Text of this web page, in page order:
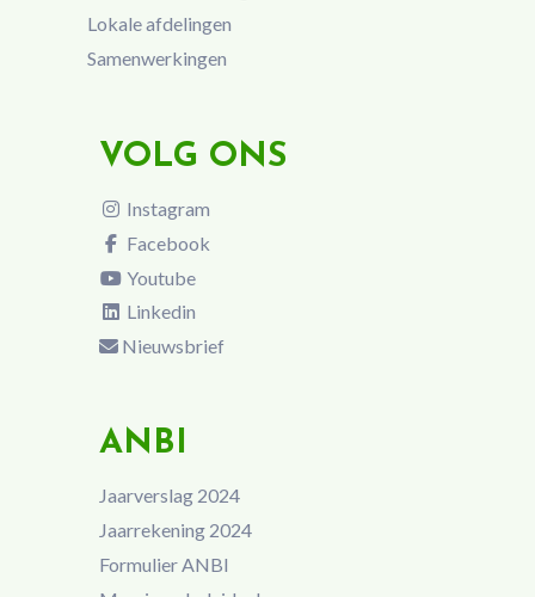
Lokale afdelingen
Samenwerkingen
VOLG ONS
Instagram
Facebook
Youtube
Linkedin
Nieuwsbrief
ANBI
Jaarverslag 2024
Jaarrekening 2024
Formulier ANBI